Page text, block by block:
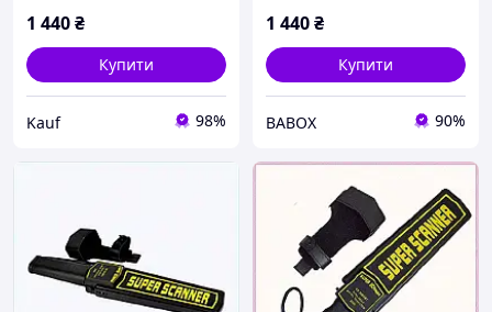
1 440₴
Купити
Kauf 98%
1 440₴
Купити
BABOX 90%